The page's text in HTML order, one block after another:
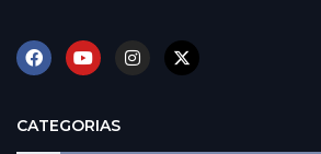
CATEGORIAS